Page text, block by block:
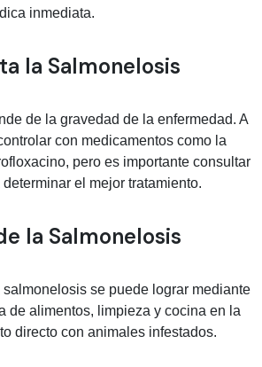
inmediata.
la Salmonelosis
de la gravedad de la enfermedad. A
con medicamentos como la
pero es importante consultar
el mejor tratamiento.
la Salmonelosis
salmonelosis se puede lograr mediante
de alimentos, limpieza y cocina en la
directo con animales infestados.